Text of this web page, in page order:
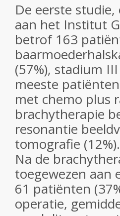
De eerste
aan het Institut
betrof 163
(57%), stadium
meeste
met chemo plus
brachytherapie
resonantie
tomografie (12%).
Na de
toegewezen aan
61 patiënten
operatie,